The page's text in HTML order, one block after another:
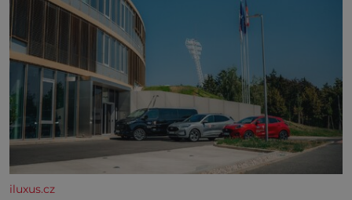
iluxus.cz